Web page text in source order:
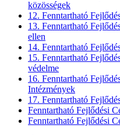
közösségek
12. Fenntartható
13. Fenntartható
ellen
14. Fenntartható
15. Fenntartható
védelme
16. Fenntartható
Intézmények
17. Fenntartható
Fenntartható Fejlődési
Fenntartható Fejlődési